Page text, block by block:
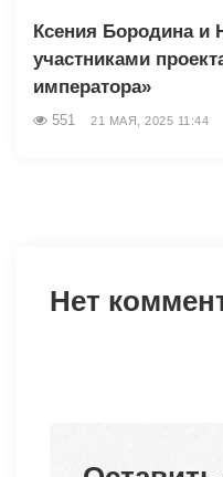
Ксения Бородина
участниками
императора»
551 21 МАЯ, 2025 11:44
Нет